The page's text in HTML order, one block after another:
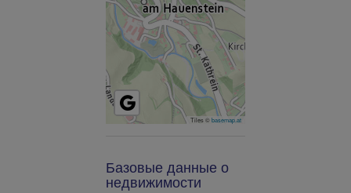
Tiles ©basemap.at
Базовые данные о
недвижимости